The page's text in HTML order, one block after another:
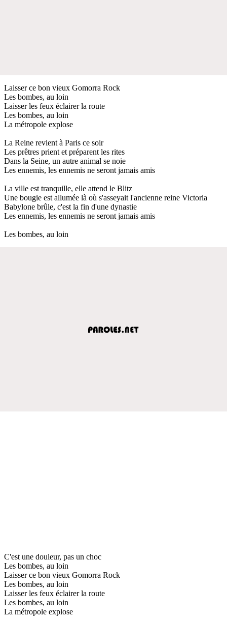
Laisser ce bon vieux Gomorra Rock
Les bombes, au loin
Laisser les feux éclairer la route
Les bombes, au loin
La métropole explose
La Reine revient à Paris ce soir
Les prêtres prient et préparent les rites
Dans la Seine, un autre animal se noie
Les ennemis, les ennemis ne seront jamais amis
La ville est tranquille, elle attend le Blitz
Une bougie est allumée là où s'asseyait l'ancienne reine Victoria
Babylone brûle, c'est la fin d'une dynastie
Les ennemis, les ennemis ne seront jamais amis
Les bombes, au loin
C'est une douleur, pas un choc
Les bombes, au loin
Laisser ce bon vieux Gomorra Rock
Les bombes, au loin
Laisser les feux éclairer la route
Les bombes, au loin
La métropole explose